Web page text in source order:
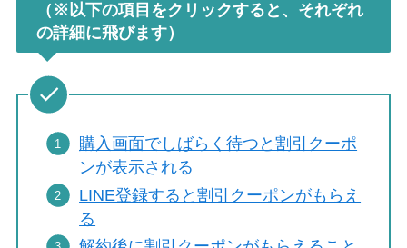
（※以下の項目をクリックすると、それぞれ
の詳細に飛びます）
購入画面でしばらく待つと割引クーポ
ンが表示される
LINE登録すると割引クーポンがもらえ
る